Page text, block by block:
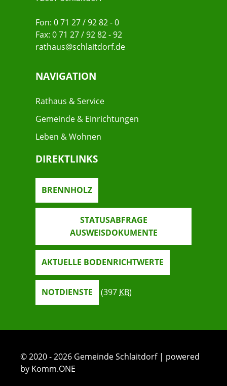
Fon: 0 71 27 / 92 82 - 0
Fax: 0 71 27 / 92 82 - 92
rathaus@schlaitdorf.de
NAVIGATION
Rathaus & Service
Gemeinde & Einrichtungen
Leben & Wohnen
DIREKTLINKS
BRENNHOLZ
STATUSABFRAGE
AUSWEISDOKUMENTE
AKTUELLE BODENRICHTWERTE
NOTDIENSTE (397 KB)
© 2020 - 2026 Gemeinde Schlaitdorf | powered
by Komm.ONE